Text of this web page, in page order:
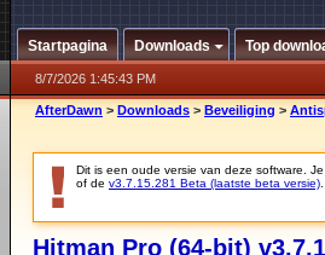
Startpagina Downloads Top
8/7/2026 1:45:43 PM
AfterDawn > Downloads > Beveiliging >
Dit is een oude versie van deze software.
of de v3.7.15.281 Beta (laatste beta versie)
Hitman Pro (64-bit)